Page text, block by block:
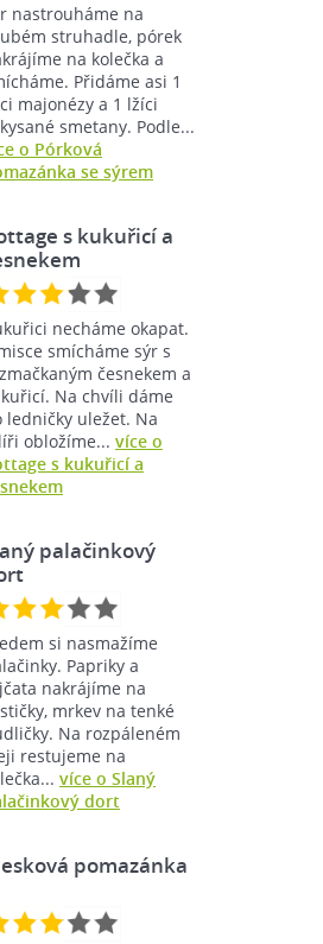
nastrouháme na
struhadle, pórek
na kolečka a
Přidáme asi 1
majonézy a 1 lžíci
smetany. Podle...
o Pórková
se sýrem
s kukuřicí a
necháme okapat.
smícháme sýr s
česnekem a
Na chvíli dáme
ledničky uležet. Na
obložíme... více o
s kukuřicí a
palačinkový
si nasmažíme
Papriky a
nakrájíme na
mrkev na tenké
Na rozpáleném
restujeme na
více o Slaný
dort
pomazánka